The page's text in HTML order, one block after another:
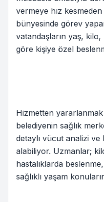
vermeye hız
bünyesinde görev
vatandaşların yaş,
göre kişiye özel
Hizmetten
belediyenin sağlık
detaylı vücut analizi ve
alabiliyor. Uzmanlar;
hastalıklarda
sağlıklı yaşam